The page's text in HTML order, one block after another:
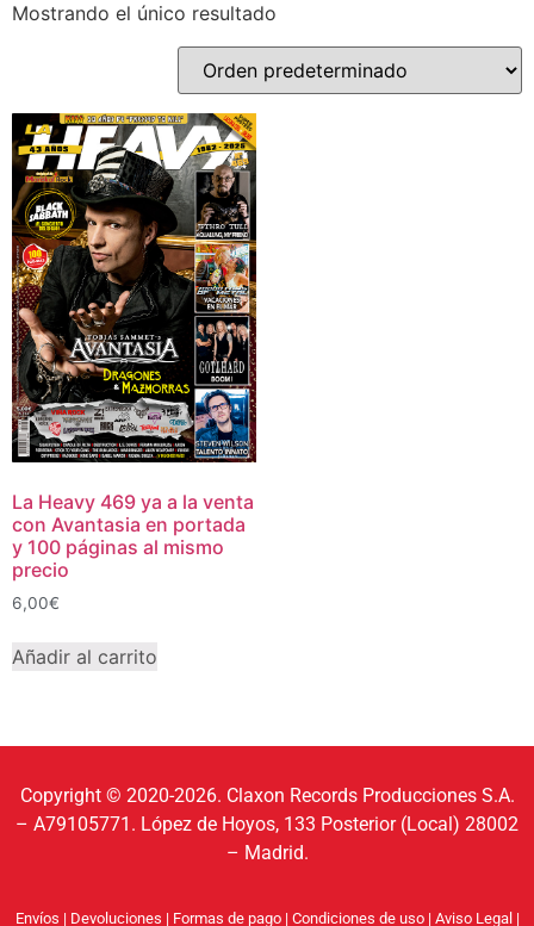
Mostrando el único resultado
La Heavy 469 ya a la venta
con Avantasia en portada
y 100 páginas al mismo
precio
6,00€
Añadir al carrito
Copyright © 2020-2026. Claxon Records Producciones S.A.
– A79105771. López de Hoyos, 133 Posterior (Local) 28002
– Madrid.
Envíos | Devoluciones | Formas de pago| Condiciones de uso| Aviso Legal |